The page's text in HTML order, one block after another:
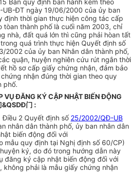
Bản quy định ban hành kèm theo
ĐT ngày 19/06/2000 của ủy ban
định thời gian thực hiện công tác cấp
tòan thành phố là cuối năm 2003, chỉ
nhà, đất quá lớn thì cũng phải hòan tất
quá trình thực hiện Quyết định số
2002 của ủy ban Nhân dân thành phố,
quận, huyện nghiên cứu rút ngắn thời
hồ sơ cấp giấy chứng nhận, đảm bảo
nhận đúng thời gian theo quy
phố.
VỤ ĐĂNG KÝ CẬP NHẬT BIẾN ĐỘNG
&QSDĐ门 :
Điều 2 Quyết định số 25/2002/QĐ-UB
nhân dân thành phố, ủy ban nhân dân
biến động đối với
mẫu quy định tại Nghị định số 60/CP)
ký, do đó trong hướng dẫn này
đăng ký cập nhật biến động đối với
không phải là mẫu giấy chứng nhận